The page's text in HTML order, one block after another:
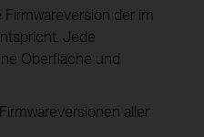
der im
Jede
Oberfläche und
aller